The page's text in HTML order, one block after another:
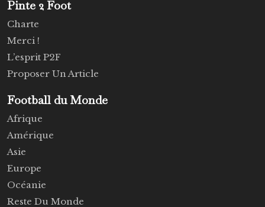
Pinte 2 Foot
Charte
Merci !
L’esprit P2F
Proposer Un Article
Football du Monde
Afrique
Amérique
Asie
Europe
Océanie
Reste Du Monde